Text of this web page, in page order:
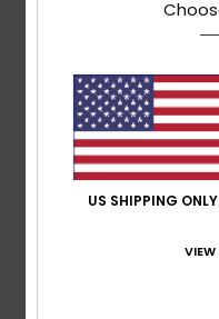
US SHIPPING ONLY
VIEW